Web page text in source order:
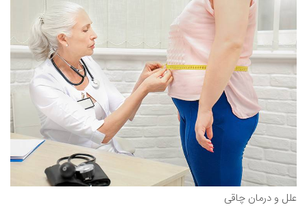
علل و درمان چاقی